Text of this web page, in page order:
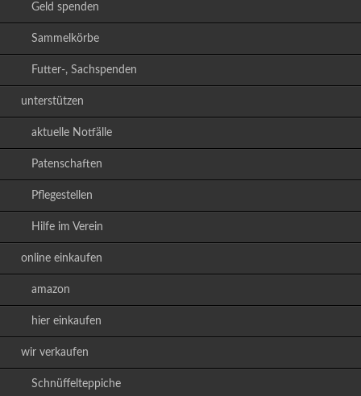
Geld spenden
Sammelkörbe
Futter-, Sachspenden
unterstützen
aktuelle Notfälle
Patenschaften
Pflegestellen
Hilfe im Verein
online einkaufen
amazon
hier einkaufen
wir verkaufen
Schnüffelteppiche